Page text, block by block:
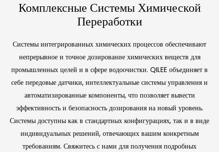
вирусы. Автоматическая
обратная промывка и
промывка воздухом
работоспособность
мембран, обеспечивая
непрерывную и
надежную работу в
промышленных и
коммунальных
системах.
и асимметричной
градиентной
химикатов, флотации
растворенным воздухом
фильтрации. Это
полностью
контейнерное
автоматизированное
решение обеспечивает
получение сточных вод
отличается быстрым
развертыванием и
стабильной
производительностью в
автоматизация
◎ Низкие затраты на
Комплексные Системы Химической
Переработки
Системы интегрированных химических процессов обеспечивают
непрерывное и точное дозирование химических веществ для
промышленных целей и в сфере водоочистки. QILEE объединяет в
себе передовые датчики, интеллектуальные системы управления и
автоматизированные компоненты, что позволяет вывести
эффективность и безопасность дозирования на новый уровень.
Системы доступны как в стандартных конфигурациях, так и в виде
индивидуальных решений, отвечающих вашим конкретным
требованиям. Свяжитесь с нами для получения подробных